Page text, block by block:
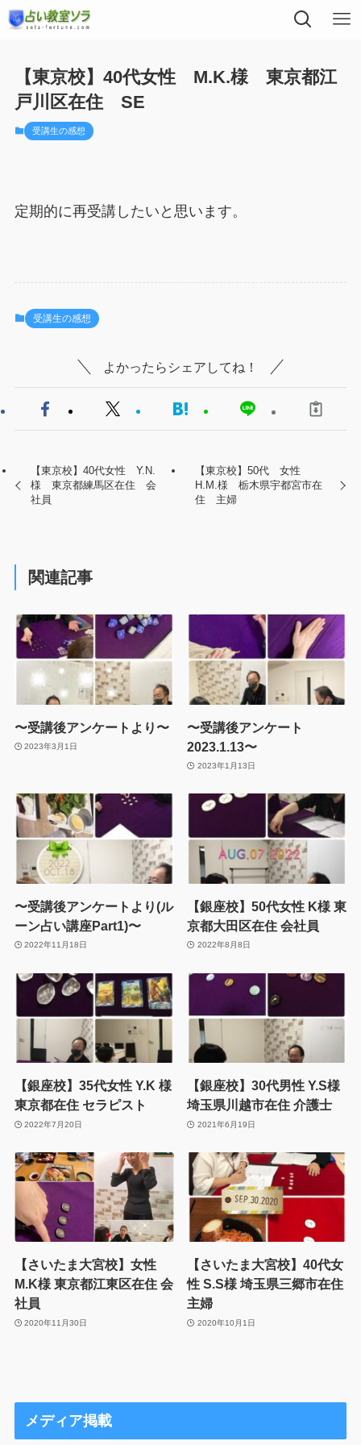
【東京校】40代女性 M.K.様 東京都江
戸川区在住 SE
受講生の感想
定期的に再受講したいと思います。
受講生の感想
よかったらシェアしてね！
【東京校】40代女性 Y.N.
様 東京都練馬区在住 会
社員
【東京校】50代 女性
H.M.様 栃木県宇都宮市在
住 主婦
関連記事
〜受講後アンケートより〜
2023年3月1日
〜受講後アンケート
2023.1.13〜
2023年1月13日
〜受講後アンケートより(ル
ーン占い講座Part1)〜
2022年11月18日
【銀座校】50代女性 K様 東
京都大田区在住 会社員
2022年8月8日
【銀座校】35代女性 Y.K 様
東京都在住 セラピスト
2022年7月20日
【銀座校】30代男性 Y.S様
埼玉県川越市在住 介護士
2021年6月19日
【さいたま大宮校】女性
M.K様 東京都江東区在住 会
社員
2020年11月30日
【さいたま大宮校】40代女
性 S.S様 埼玉県三郷市在住
主婦
2020年10月1日
メディア掲載